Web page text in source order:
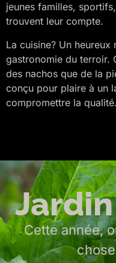
jeunes familles,
trouvent leur compte.
La cuisine? Un
gastronomie du terroir.
des nachos que de la
conçu pour plaire à un
compromettre la qualité.
Cette année,